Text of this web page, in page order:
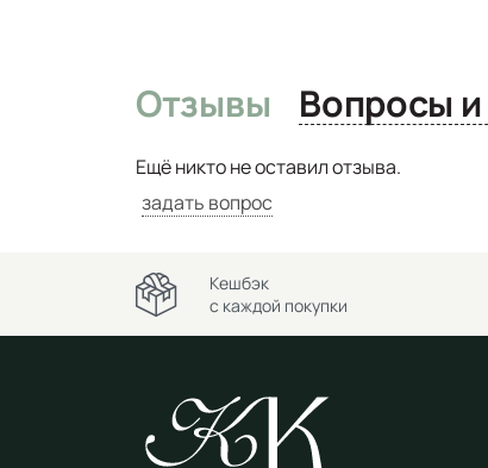
Отзывы
Ещё никто не оставил отзыва.
задать вопрос
Кешбэк
с каждой покупки